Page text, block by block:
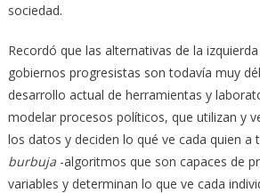
sociedad.
Recordó que las alternativas de la
gobiernos progresistas son todavía muy
desarrollo actual de herramientas y
modelar procesos políticos, que utilizan y
los datos y deciden lo qué ve cada quien a
burbuja-algoritmos que son capaces de
variables y determinan lo que ve cada